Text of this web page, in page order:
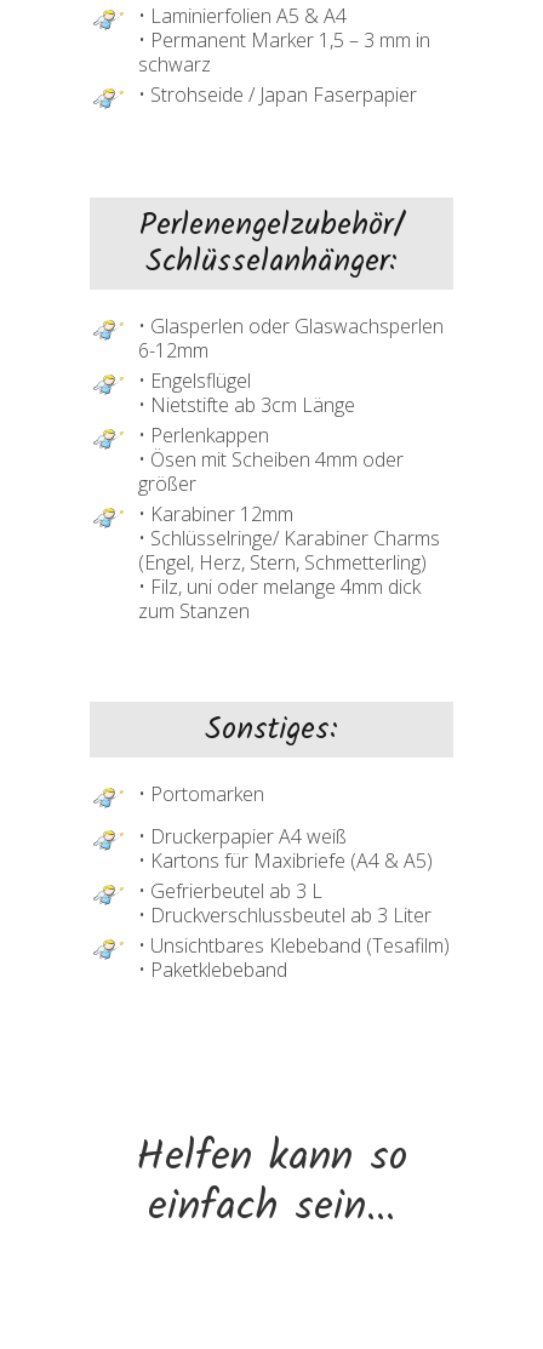
• Laminierfolien A5 & A4
• Permanent Marker 1,5 – 3 mm in
schwarz
• Strohseide / Japan Faserpapier
Perlenengelzubehör/
Schlüsselanhänger:
• Glasperlen oder Glaswachsperlen
6-12mm
• Engelsflügel
• Nietstifte ab 3cm Länge
• Perlenkappen
• Ösen mit Scheiben 4mm oder
größer
• Karabiner 12mm
• Schlüsselringe/ Karabiner Charms
(Engel, Herz, Stern, Schmetterling)
• Filz, uni oder melange 4mm dick
zum Stanzen
Sonstiges:
• Portomarken
• Druckerpapier A4 weiß
• Kartons für Maxibriefe (A4 & A5)
• Gefrierbeutel ab 3 L
• Druckverschlussbeutel ab 3 Liter
• Unsichtbares Klebeband (Tesafilm)
• Paketklebeband
Helfen kann so
einfach sein...